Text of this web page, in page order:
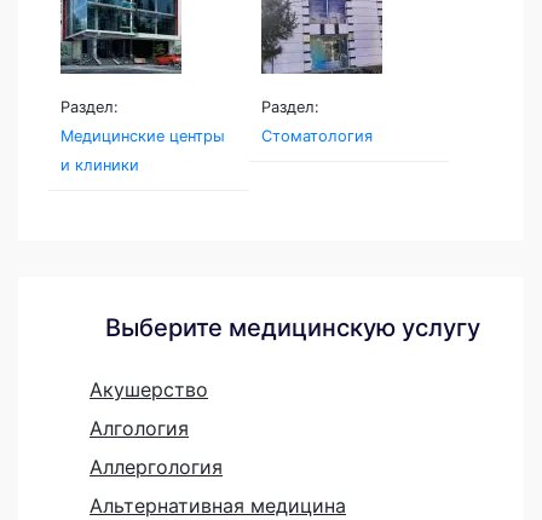
Раздел:
Медицинские центры
и клиники
Раздел:
Стоматология
Выберите медицинскую услугу
Акушерство
Алгология
Аллергология
Альтернативная медицина